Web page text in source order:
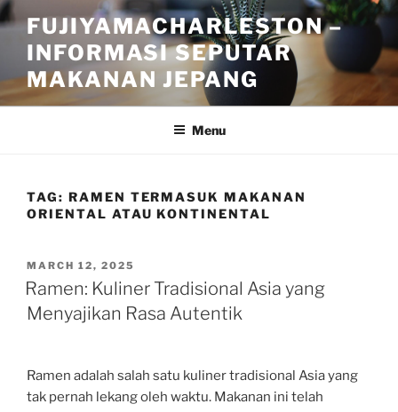
Skip
to
content
FUJIYAMACHARLESTON –
INFORMASI SEPUTAR
MAKANAN JEPANG
Menu
TAG: RAMEN TERMASUK MAKANAN
ORIENTAL ATAU KONTINENTAL
POSTED
ON
MARCH 12, 2025
Ramen: Kuliner Tradisional Asia yang
Menyajikan Rasa Autentik
Ramen adalah salah satu kuliner tradisional Asia yang
tak pernah lekang oleh waktu. Makanan ini telah